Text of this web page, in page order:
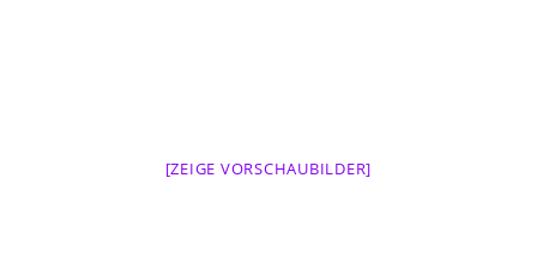
[ZEIGE VORSCHAUBILDER]